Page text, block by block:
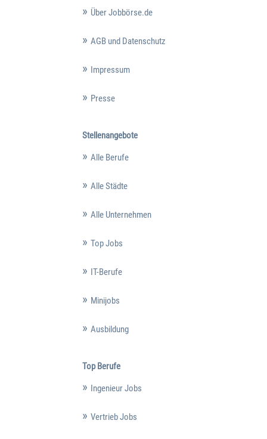
Über Jobbörse.de
AGB und Datenschutz
Impressum
Presse
Stellenangebote
Alle Berufe
Alle Städte
Alle Unternehmen
Top Jobs
IT-Berufe
Minijobs
Ausbildung
Top Berufe
Ingenieur Jobs
Vertrieb Jobs